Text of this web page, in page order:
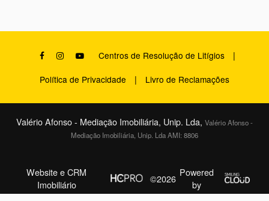
Centros de Resolução de Litígios |
Política de Privacidade | Livro de Reclamações
Valério Afonso - Mediação Imobiliária, Unip. Lda, Valério Afonso -
Mediação Imobiliária, Unip. Lda AMI: 8806
Website e CRM
Imobiliário
©2026 Powered
by